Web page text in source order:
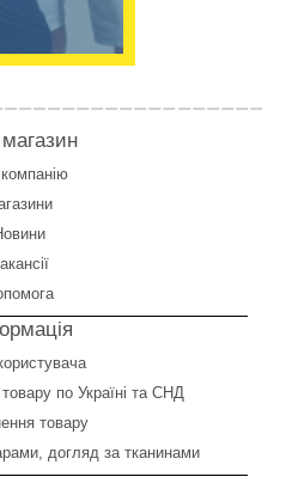
по Україні та СНД
товару
догляд за тканинами